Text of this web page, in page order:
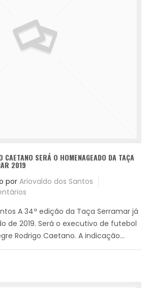
CAETANO SERÁ O HOMENAGEADO DA TAÇA
2019
por Ariovaldo dos Santos
A 34ª edição da Taça Serramar já
de 2019. Será o executivo de futebol
Rodrigo Caetano. A indicação...